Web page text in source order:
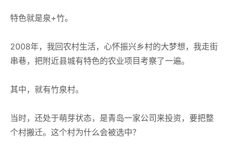
特色就是泉+竹。
2008年，我回农村生活，心怀振兴乡村的大梦想，我走街
串巷，把附近县城有特色的农业项目考察了一遍。
其中，就有竹泉村。
当时，还处于萌芽状态，是青岛一家公司来投资，要把整
个村搬迁。这个村为什么会被选中？